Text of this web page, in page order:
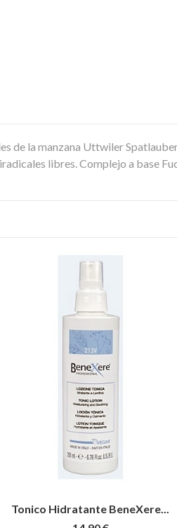
de la manzana Uttwiler
libres. Complejo a base
Tonico Hidratante BeneXere...